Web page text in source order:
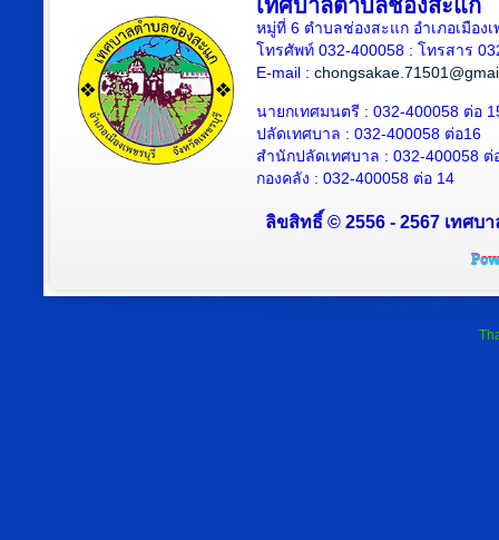
เทศบาลตำบลช่องสะแก
หมู่ที่ 6 ตำบลช่องสะแก อำเภอเมือง
โทรศัพท์ 032-400058 : โทรสาร
E-mail :
นายกเทศมนตรี : 032-400058 ต่อ
ปลัดเทศบาล : 032-400058 ต่อ16
สำนักปลัดเทศบาล : 032-400058 ต่
กองคลัง : 032-400058 ต่อ 14
ลิขสิทธิ์ © 2556 - 2567 เทศบ